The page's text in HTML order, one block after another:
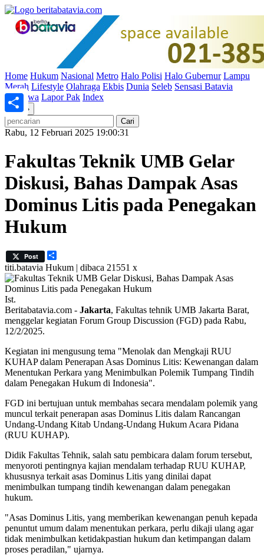
Home Hukum Nasional Metro Halo Polisi Halo Gubernur Lampu
Merah Lifestyle Olahraga Ekbis Dunia Seleb Sensasi Batavia
Peristiwa Lapor Pak Index
»
Rabu, 12 Februari 2025 19:00:31
Fakultas Teknik UMB Gelar
Diskusi, Bahas Dampak Asas
Dominus Litis pada Penegakan
Hukum
Post
titi.batavia Hukum | dibaca 21551 x
Ist.
Beritabatavia.com - Jakarta, Fakultas tehnik UMB Jakarta Barat,
menggelar kegiatan Forum Group Discussion (FGD) pada Rabu,
12/2/2025.
Kegiatan ini mengusung tema "Menolak dan Mengkaji RUU
KUHAP dalam Penerapan Asas Dominus Litis: Kewenangan dalam
Menentukan Perkara yang Menimbulkan Polemik Tumpang Tindih
dalam Penegakan Hukum di Indonesia".
FGD ini bertujuan untuk membahas secara mendalam polemik yang
muncul terkait penerapan asas Dominus Litis dalam Rancangan
Undang-Undang Kitab Undang-Undang Hukum Acara Pidana
(RUU KUHAP).
Didik Fakultas Tehnik, salah satu pembicara dalam forum tersebut,
menyoroti pentingnya kajian mendalam terhadap RUU KUHAP,
khususnya terkait asas Dominus Litis yang dinilai dapat
menimbulkan tumpang tindih kewenangan dalam penegakan
hukum.
"Asas Dominus Litis, yang memberikan kewenangan penuh kepada
penuntut umum dalam menentukan perkara, perlu dikaji ulang agar
tidak menimbulkan ketidakpastian hukum dan ketimpangan dalam
proses peradilan," ujarnya.
Share